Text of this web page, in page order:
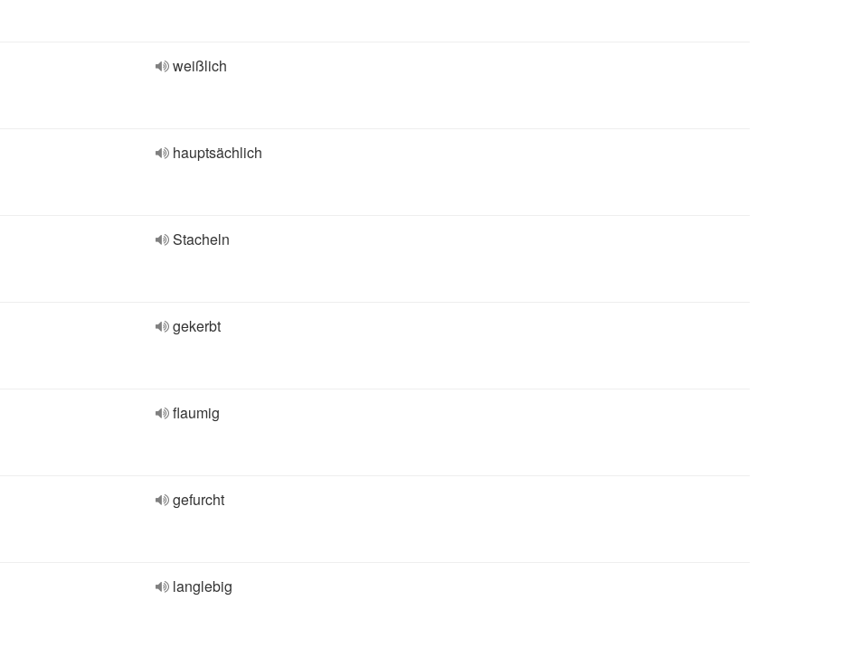
weißlich
hauptsächlich
Stacheln
gekerbt
flaumig
gefurcht
langlebig